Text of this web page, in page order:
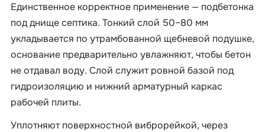
Единственное корректное применение — подбетонка
под днище септика. Тонкий слой 50–80 мм
укладывается по утрамбованной щебневой подушке,
основание предварительно увлажняют, чтобы бетон
не отдавал воду. Слой служит ровной базой под
гидроизоляцию и нижний арматурный каркас
рабочей плиты.
Уплотняют поверхностной виброрейкой, через